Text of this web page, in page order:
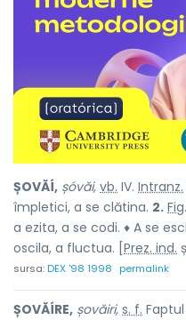
ȘOVĂÍ, șóvăi, vb. IV. Intranz.
împletici, a se clătina. 2. Fig.
a ezita, a se codi. ♦ A se
oscila, a fluctua. [ Prez. ind.
sursa:DEX '98 1998 permalink
ȘOVĂÍRE, șovăiri, s. f.